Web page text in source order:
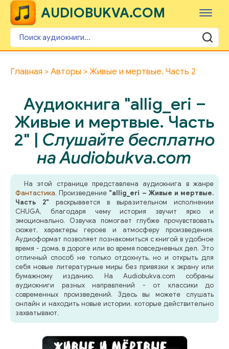
AUDIOBUKVA.COM
Главная Авторы Живые и мертвые. Часть 2
Аудиокнига "allig_eri –
Живые и мертвые. Часть
2" | Слушайте бесплатно
на Audiobukva.com
На этой странице представлена аудиокнига в жанре
Фантастика. Произведение "allig_eri – Живые и мертвые.
Часть 2" раскрывается в выразительном исполнении
CHUGA, благодаря чему история звучит ярко и
эмоционально. Озвучка помогает глубже прочувствовать
сюжет, характеры героев и атмосферу произведения.
Аудиоформат позволяет познакомиться с книгой в удобное
время - дома, в дороге или во время повседневных дел. Это
отличный способ не только отдохнуть, но и открыть для
себя новые литературные миры без привязки к экрану или
бумажному изданию. На Audiobukva.com собраны
аудиокниги разных направлений - от классики до
современных произведений. Здесь вы можете слушать
онлайн и находить новые истории, которые действительно
захватывают.